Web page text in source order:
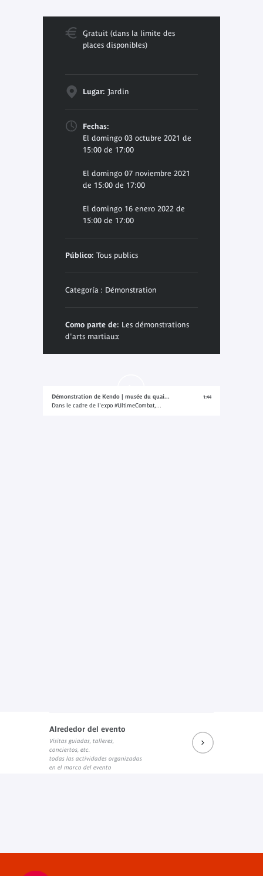
Gratuit (dans la limite des
places disponibles)
Lugar: Jardin
Fechas:
El domingo 03 octubre 2021 de
15:00 de 17:00
El domingo 07 noviembre 2021
de 15:00 de 17:00
El domingo 16 enero 2022 de
15:00 de 17:00
Público: Tous publics
Categoría : Démonstration
Como parte de: Les démonstrations
d'arts martiaux
Démonstration de Kendo | musée du quai...
Dans le cadre de l'expo #UltimeCombat,...
1:44
Alrededor del evento
Visitas guiadas, talleres,
conciertos, etc.
todas las actividades organizadas
en el marco del evento